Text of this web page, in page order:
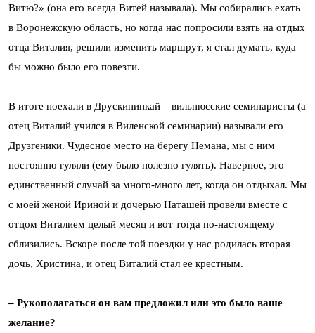
Витю?» (она его всегда Витей называла). Мы собирались ехать
в Воронежскую область, но когда нас попросили взять на отдых
отца Виталия, решили изменить маршрут, я стал думать, куда
бы можно было его повезти.
В итоге поехали в Друскининкай – вильнюсские семинаристы (а
отец Виталий учился в Виленской семинарии) называли его
Друзгеники. Чудесное место на берегу Немана, мы с ним
постоянно гуляли (ему было полезно гулять). Наверное, это
единственный случай за много-много лет, когда он отдыхал. Мы
с моей женой Ириной и дочерью Наташей провели вместе с
отцом Виталием целый месяц и вот тогда по-настоящему
сблизились. Вскоре после той поездки у нас родилась вторая
дочь, Христина, и отец Виталий стал ее крестным.
– Рукополагаться он вам предложил или это было ваше
желание?